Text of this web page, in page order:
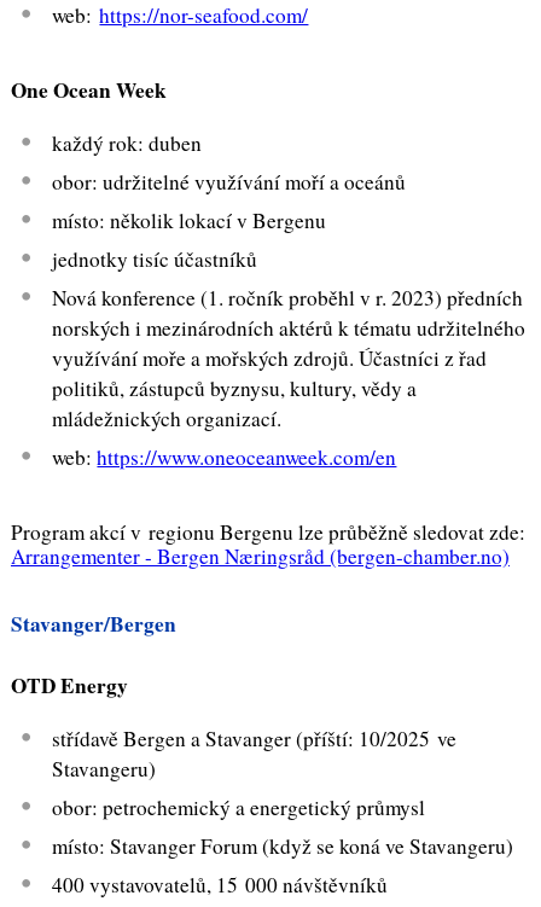
web:https://nor-seafood.com/
One Ocean Week
každý rok: duben
obor: udržitelné využívání moří a oceánů
místo: několik lokací v Bergenu
jednotky tisíc účastníků
Nová konference (1. ročník proběhl v r. 2023) předních
norských i mezinárodních aktérů k tématu udržitelného
využívání moře a mořských zdrojů. Účastníci z řad
politiků, zástupců byznysu, kultury, vědy a
mládežnických organizací.
web:https://www.oneoceanweek.com/en
Program akcí v regionu Bergenu lze průběžně sledovat zde:
Arrangementer - Bergen Næringsråd (bergen-chamber.no)
Stavanger/Bergen
OTD Energy
střídavě Bergen a Stavanger (příští: 10/2025 ve
Stavangeru)
obor: petrochemický a energetický průmysl
místo: Stavanger Forum (když se koná ve Stavangeru)
400 vystavovatelů, 15 000 návštěvníků